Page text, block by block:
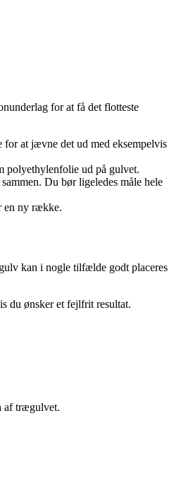
for at få det flotteste
at jævne det ud med eksempelvis
polyethylenfolie ud på gulvet.
Du bør ligeledes måle hele
en ny række.
kan i nogle tilfælde godt placeres
du ønsker et fejlfrit resultat.
af trægulvet.